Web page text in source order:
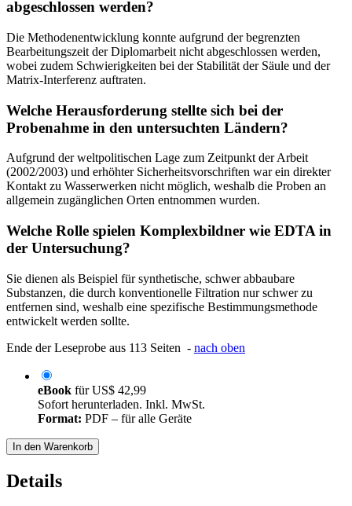
abgeschlossen werden?
Die Methodenentwicklung konnte aufgrund der begrenzten
Bearbeitungszeit der Diplomarbeit nicht abgeschlossen werden,
wobei zudem Schwierigkeiten bei der Stabilität der Säule und der
Matrix-Interferenz auftraten.
Welche Herausforderung stellte sich bei der
Probenahme in den untersuchten Ländern?
Aufgrund der weltpolitischen Lage zum Zeitpunkt der Arbeit
(2002/2003) und erhöhter Sicherheitsvorschriften war ein direkter
Kontakt zu Wasserwerken nicht möglich, weshalb die Proben an
allgemein zugänglichen Orten entnommen wurden.
Welche Rolle spielen Komplexbildner wie EDTA in
der Untersuchung?
Sie dienen als Beispiel für synthetische, schwer abbaubare
Substanzen, die durch konventionelle Filtration nur schwer zu
entfernen sind, weshalb eine spezifische Bestimmungsmethode
entwickelt werden sollte.
Ende der Leseprobe aus 113 Seiten - nach oben
eBook fürUS$ 42,99
Sofort herunterladen. Inkl. MwSt.
Format: PDF – für alle Geräte
In den Warenkorb
Details